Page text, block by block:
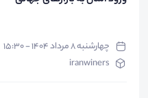
چهارشنبه ۸ مرداد ۱۴۰۴ - ۱۵:۳۰
iranwiners